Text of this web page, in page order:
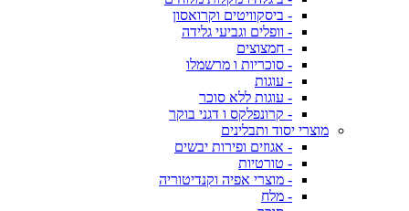
- ביסקוויטים וקרואסון
- וופלים וגביעי גלידה
- חמצוצים
- סוכריות ו מרשמלו
- עוגות
- עוגות ללא סוכר
- קרונפלקס ו דגני בוקר
מוצרי יסוד ותבלינים
- אגוזים ופירות יבשים
- טורטיות
- מוצרי אפיה וקנדיטוריה
- מלח